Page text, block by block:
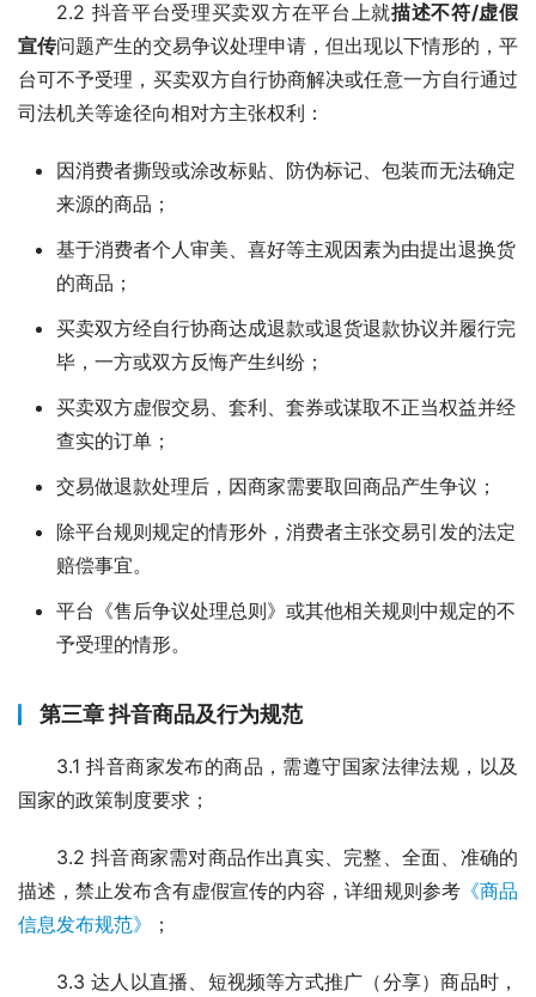
2.2 抖音平台受理买卖双方在平台上就描述不符/虚假
宣传问题产生的交易争议处理申请，但出现以下情形的，平
台可不予受理，买卖双方自行协商解决或任意一方自行通过
司法机关等途径向相对方主张权利：
因消费者撕毁或涂改标贴、防伪标记、包装而无法确定
来源的商品；
基于消费者个人审美、喜好等主观因素为由提出退换货
的商品；
买卖双方经自行协商达成退款或退货退款协议并履行完
毕，一方或双方反悔产生纠纷；
买卖双方虚假交易、套利、套券或谋取不正当权益并经
查实的订单；
交易做退款处理后，因商家需要取回商品产生争议；
除平台规则规定的情形外，消费者主张交易引发的法定
赔偿事宜。
平台《售后争议处理总则》或其他相关规则中规定的不
予受理的情形。
第三章 抖音商品及行为规范
3.1 抖音商家发布的商品，需遵守国家法律法规，以及
国家的政策制度要求；
3.2 抖音商家需对商品作出真实、完整、全面、准确的
描述，禁止发布含有虚假宣传的内容，详细规则参考《商品
信息发布规范》
；
3.3 达人以直播、短视频等方式推广（分享）商品时，